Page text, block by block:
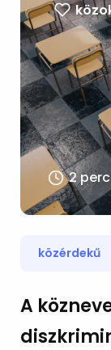
2
közérdekű
A